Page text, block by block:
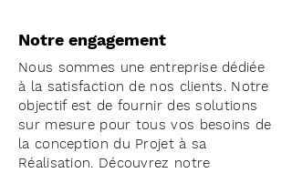
Notre engagement
Nous sommes une entreprise dédiée
à la satisfaction de nos clients. Notre
objectif est de fournir des solutions
sur mesure pour tous vos besoins de
la conception du Projet à sa
Réalisation. Découvrez notre